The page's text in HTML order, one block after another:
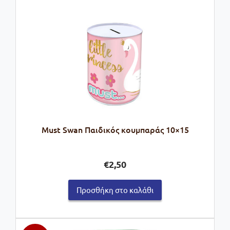
Must Swan Παιδικός κουμπαράς 10×15
€2,50
Προσθήκη στο καλάθι